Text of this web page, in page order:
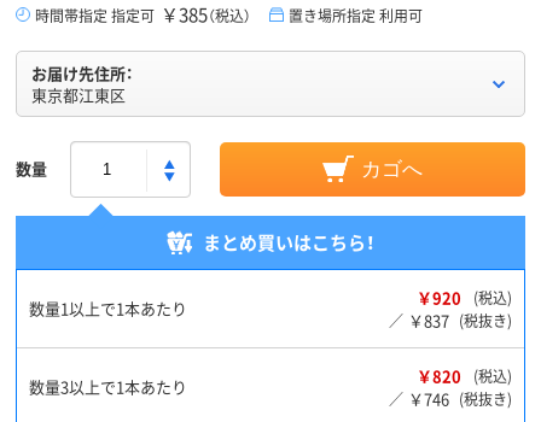
時間帯指定 指定可 ￥385（税込） 置き場所指定 利用可
お届け先住所：
東京都江東区
数量 カゴへ
まとめ買いはこちら！
数量1以上で1本あたり ￥920
(税込)
／ ￥837 (税抜き)
数量3以上で1本あたり ￥820
(税込)
／ ￥746 (税抜き)